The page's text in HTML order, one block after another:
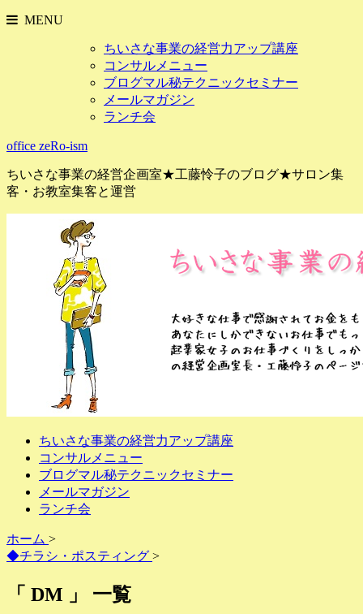
MENU
ちいさな事業の経営力アップ講座
コンサルメニュー
ブログマル秘テクニックセミナー
メールマガジン
ランチ会
office zeRo-ism
ちいさな事業の経営企画室★工藤怜子のブログ★サロン集
客・お教室集客と運営
ちいさな事業の経営力アップ講座
コンサルメニュー
ブログマル秘テクニックセミナー
メールマガジン
ランチ会
ホーム >
◆チラシ・ポスティング >
「 DM 」 一覧